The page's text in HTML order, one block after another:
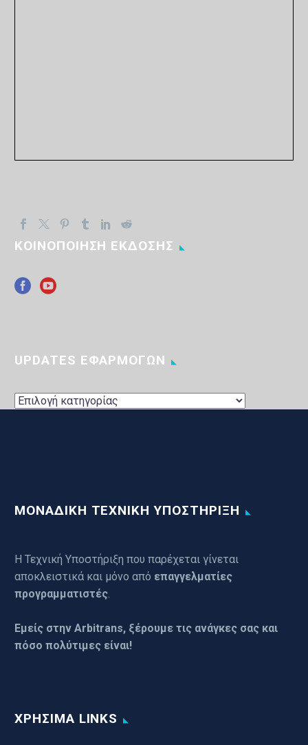
ΚΟΙΝΟΠΟΙΗΣΗ ΕΚΔΟΣΗΣ
UPDATES ΕΦΑΡΜΟΓΩΝ
UPDATES
ΜΟΝΑΔΙΚΗ ΤΕΧΝΙΚΗ ΥΠΟΣΤΗΡΙΞΗ
Η Τεχνική Υποστήριξη που παρέχεται γίνεται
αποκλειστικά και μόνο από επαγγελματίες
προγραμματιστές.
Εμείς στην Arbitrans, ξέρουμε τις ανάγκες σας και
πόσο πολύτιμες είναι!
ΧΡΉΣΙΜΑ LINKS